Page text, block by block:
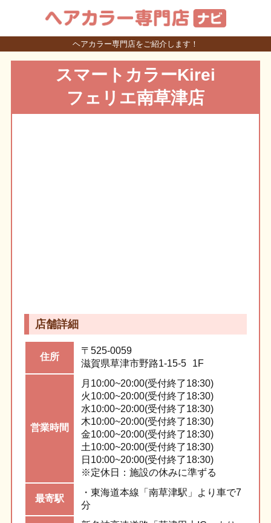
ヘアカラー専門店をご紹介します！
スマートカラーKirei
フェリエ南草津店
店舗詳細
住所
〒525-0059
滋賀県草津市野路1-15-5
1F
営業時間
月 10:00~20:00(受付終了18:30)
火10:00~20:00(受付終了18:30)
水10:00~20:00(受付終了18:30)
木10:00~20:00(受付終了18:30)
金10:00~20:00(受付終了18:30)
土10:00~20:00(受付終了18:30)
日 10:00~20:00(受付終了18:30)
※定休日： 施設の休みに準ずる
最寄駅
・東海道本線「南草津駅」より車で7
分